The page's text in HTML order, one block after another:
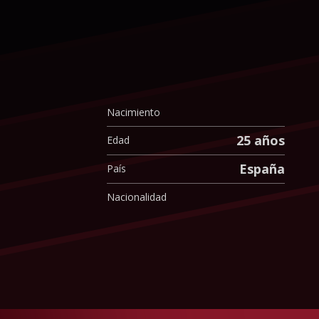
Nacimiento
Edad 25 años
País España
Nacionalidad